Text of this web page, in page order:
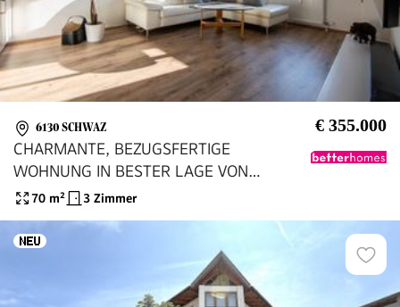
6130 SCHWAZ € 355.000
CHARMANTE, BEZUGSFERTIGE
WOHNUNG IN BESTER LAGE VON
SCHWAZ
70 m² 3 Zimmer